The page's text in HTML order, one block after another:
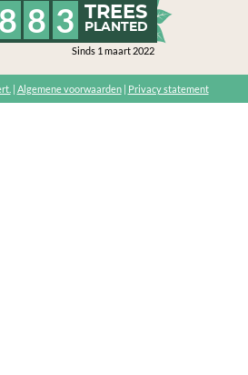
8 8 3 TREES
PLANTED
Sinds 1 maart 2022
| Algemene voorwaarden| Privacy statement